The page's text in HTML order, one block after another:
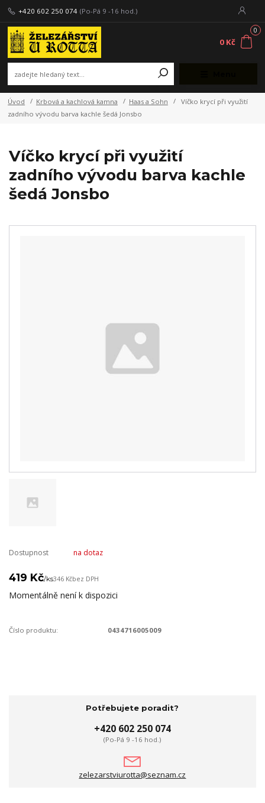
+420 602 250 074 (Po-Pá 9 -16 hod.)
0
0 Kč
Úvod Krbová a kachlová kamna Haas a Sohn
Víčko krycí při využití
zadního vývodu barva kachle šedá Jonsbo
Víčko krycí při využití
zadního vývodu barva kachle
šedá Jonsbo
Dostupnost na dotaz
419 Kč/ks346 Kčbez DPH
Momentálně není k dispozici
Číslo produktu: 0434716005009
Potřebujete poradit?
+420 602 250 074
(Po-Pá 9 -16 hod.)
zelezarstviurotta@seznam.cz